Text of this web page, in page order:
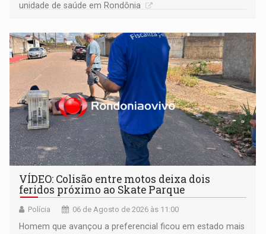
unidade de saúde em Rondônia
VÍDEO: Colisão entre motos deixa dois
feridos próximo ao Skate Parque
Polícia 06 de Agosto de 2026 às 11:00
Homem que avançou a preferencial ficou em estado mais